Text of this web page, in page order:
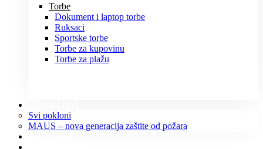
Torbe
Dokument i laptop torbe
Ruksaci
Sportske torbe
Torbe za kupovinu
Torbe za plažu
Svi pokloni
MAUS – nova generacija zaštite od požara